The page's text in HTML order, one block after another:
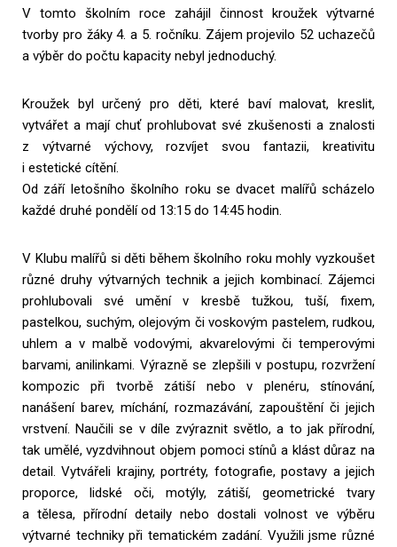
V tomto školním roce zahájil činnost kroužek výtvarné
tvorby pro žáky 4. a 5. ročníku. Zájem projevilo 52 uchazečů
a výběr do počtu kapacity nebyl jednoduchý.
Kroužek byl určený pro děti, které baví malovat, kreslit,
vytvářet a mají chuť prohlubovat své zkušenosti a znalosti
z výtvarné výchovy, rozvíjet svou fantazii, kreativitu
i estetické cítění.
Od září letošního školního roku se dvacet malířů scházelo
každé druhé pondělí od 13:15 do 14:45 hodin.
V Klubu malířů si děti během školního roku mohly vyzkoušet
různé druhy výtvarných technik a jejich kombinací. Zájemci
prohlubovali své umění v kresbě tužkou, tuší, fixem,
pastelkou, suchým, olejovým či voskovým pastelem, rudkou,
uhlem a v malbě vodovými, akvarelovými či temperovými
barvami, anilinkami. Výrazně se zlepšili v postupu, rozvržení
kompozic při tvorbě zátiší nebo v plenéru, stínování,
nanášení barev, míchání, rozmazávání, zapouštění či jejich
vrstvení. Naučili se v díle zvýraznit světlo, a to jak přírodní,
tak umělé, vyzdvihnout objem pomoci stínů a klást důraz na
detail. Vytvářeli krajiny, portréty, fotografie, postavy a jejich
proporce, lidské oči, motýly, zátiší, geometrické tvary
a tělesa, přírodní detaily nebo dostali volnost ve výběru
výtvarné techniky při tematickém zadání. Využili jsme různé